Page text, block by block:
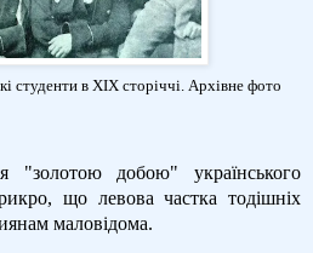
студенти в XIX сторіччі. Архівне фото
"золотою добою" українського
що левова частка тодішніх
маловідома.